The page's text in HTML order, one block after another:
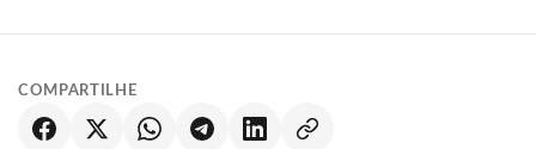
COMPARTILHE